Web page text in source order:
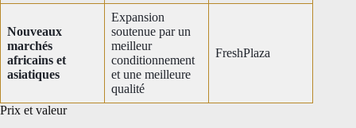
Nouveaux
marchés
africains et
asiatiques
Expansion
soutenue par un
meilleur
conditionnement
et une meilleure
qualité
FreshPlaza
Prix et valeur